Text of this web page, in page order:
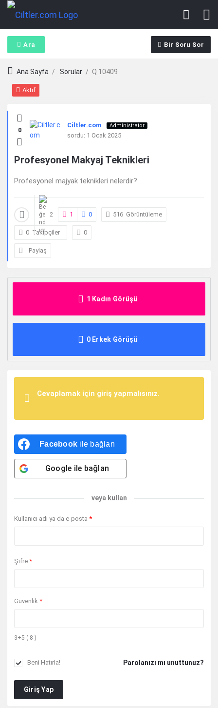
Ara Bir Soru Sor
Ana Sayfa / Sorular / Q 10409
Aktif
Ciltler.com
Latest
Sorular
0
Ciltler.com Administrator
sordu: 1 Ocak 2025
Profesyonel Makyaj Teknikleri
Profesyonel majyak teknikleri nelerdir?
2 1 0 516 Görüntüleme
0 Takipçiler 0
Paylaş
1 Kadın Görüşü
0 Erkek Görüşü
Cevaplamak için giriş yapmalısınız.
Facebook ile bağlan
Google ile bağlan
veya kullan
Kullanıcı adı ya da e-posta *
Şifre *
Güvenlik *
3+5 ( 8 )
Beni Hatırla! Parolanızı mı unuttunuz?
Giriş Yap